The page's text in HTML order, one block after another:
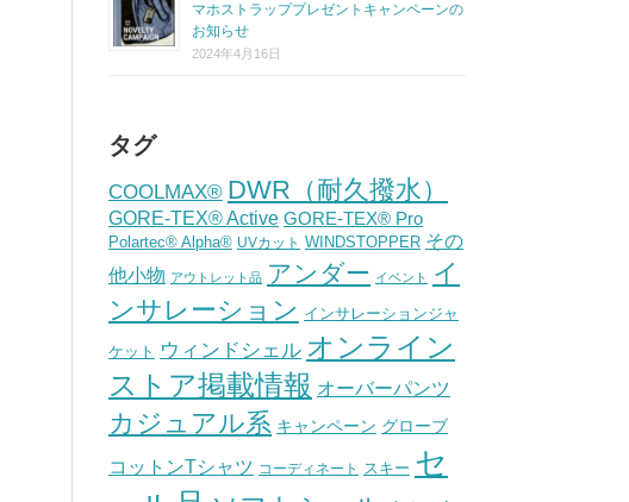
マホストラッププレゼントキャンペーンの
お知らせ
2024年4月16日
タグ
COOLMAX® DWR（耐久撥水）
GORE-TEX® Active GORE-TEX® Pro
Polartec® Alpha® UVカット WINDSTOPPER その
他小物 アウトレット品 アンダー イベント
イ
ンサレーション インサレーションジャ
ケット ウィンドシェル オンライン
ストア掲載情報 オーバーパンツ
カジュアル系 キャンペーン グローブ
コットンTシャツ コーディネート スキー セ